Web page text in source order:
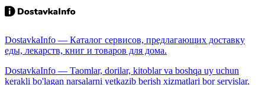
DostavkaInfo — Каталог сервисов, предлагающих доставку
еды, лекарств, книг и товаров для дома.
DostavkaInfo — Taomlar, dorilar, kitoblar va boshqa uy uchun
kerakli bo'lagan narsalarni yetkazib berish xizmatlari bor servislar.